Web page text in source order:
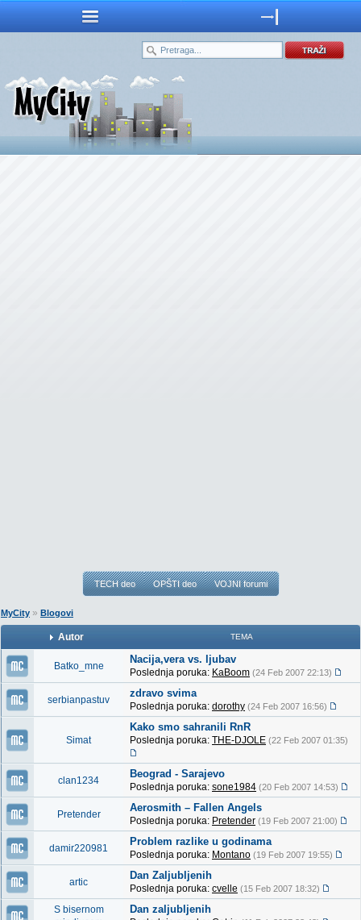
TECH deo OPŠTI deo VOJNI forumi
MyCity » Blogovi
Autor TEMA
Batko_mne
Nacija,vera vs. ljubav
Poslednja poruka: KaBoom (24 Feb 2007 22:13)
serbianpastuv
zdravo svima
Poslednja poruka: dorothy (24 Feb 2007 16:56)
Simat
Kako smo sahranili RnR
Poslednja poruka: THE-DJOLE (22 Feb 2007 01:35)
clan1234
Beograd - Sarajevo
Poslednja poruka: sone1984 (20 Feb 2007 14:53)
Pretender
Aerosmith – Fallen Angels
Poslednja poruka: Pretender (19 Feb 2007 21:00)
damir220981
Problem razlike u godinama
Poslednja poruka: Montano (19 Feb 2007 19:55)
artic
Dan Zaljubljenih
Poslednja poruka: cvelle (15 Feb 2007 18:32)
S bisernom
Dan zaljubljenih